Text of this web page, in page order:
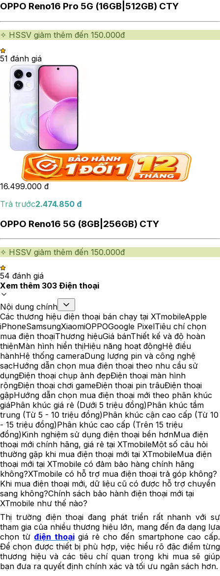
OPPO Reno16 Pro 5G (16GB|512GB) CTY
✧ HSSV giảm thêm đến 150.000đ
51 đánh giá
16.499.000 đ
Trả trước2.474.850 đ
OPPO Reno16 5G (8GB|256GB) CTY
✧ HSSV giảm thêm đến 150.000đ
54 đánh giá
Xem thêm 303 Điện thoại
Nội dung chính
Các thương hiệu điện thoại bán chạy tại XTmobileApple
iPhoneSamsungXiaomiOPPOGoogle PixelTiêu chí chọn
mua điện thoạiThương hiệuGiá bánThiết kế và độ hoàn
thiệnMàn hình hiển thịHiệu năng hoạt độngHệ điều
hànhHệ thống cameraDung lượng pin và công nghệ
sạcHướng dẫn chọn mua điện thoại theo nhu cầu sử
dụngĐiện thoại chụp ảnh đẹpĐiện thoại màn hình
rộngĐiện thoại chơi gameĐiện thoại pin trâuĐiện thoại
gậpHướng dẫn chọn mua điện thoại mới theo phân khúc
giáPhân khúc giá rẻ (Dưới 5 triệu đồng)Phân khúc tầm
trung (Từ 5 - 10 triệu đồng)Phân khúc cận cao cấp (Từ 10
- 15 triệu đồng)Phân khúc cao cấp (Trên 15 triệu
đồng)Kinh nghiệm sử dụng điện thoại bền hơnMua điện
thoại mới chính hãng, giá rẻ tại XTmobileMột số câu hỏi
thường gặp khi mua điện thoại mới tại XTmobileMua điện
thoại mới tại XTmobile có đảm bảo hàng chính hãng
không?XTmobile có hỗ trợ mua điện thoại trả góp không?
Khi mua điện thoại mới, dữ liệu cũ có được hỗ trợ chuyển
sang không?Chính sách bảo hành điện thoại mới tại
XTmobile như thế nào?
Thị trường điện thoại đang phát triển rất nhanh với sự
tham gia của nhiều thương hiệu lớn, mang đến đa dạng lựa
chọn từ điện thoạigiá rẻ cho đến smartphone cao cấp.
Để chọn được thiết bị phù hợp, việc hiểu rõ đặc điểm từng
thương hiệu và các tiêu chí quan trọng khi mua sẽ giúp
bạn đưa ra quyết định chính xác và tối ưu ngân sách hơn.